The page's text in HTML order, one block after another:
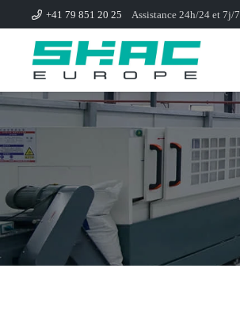
+41 79 851 20 25 Assistance 24h/24 et 7j/7